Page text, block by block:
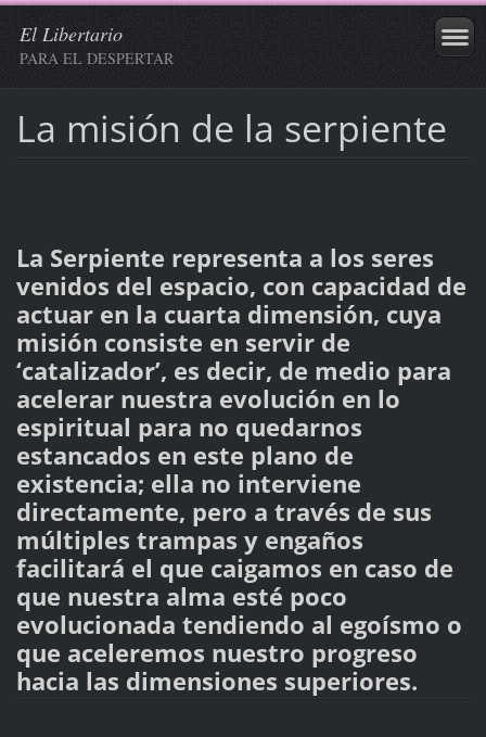
El Libertario
PARA EL DESPERTAR
La misión de la serpiente
La Serpiente representa a los seres
venidos del espacio, con capacidad de
actuar en la cuarta dimensión, cuya
misión consiste en servir de
‘catalizador’, es decir, de medio para
acelerar nuestra evolución en lo
espiritual para no quedarnos
estancados en este plano de
existencia; ella no interviene
directamente, pero a través de sus
múltiples trampas y engaños
facilitará el que caigamos en caso de
que nuestra alma esté poco
evolucionada tendiendo al egoísmo o
que aceleremos nuestro progreso
hacia las dimensiones superiores.